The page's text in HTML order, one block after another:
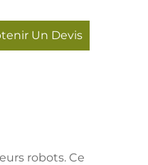
Un Devis
robots. Ce